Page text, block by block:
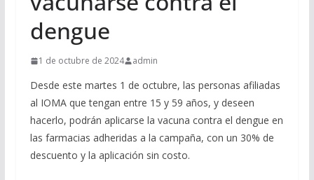
dengue
1 de octubre de 2024 admin
Desde este martes 1 de octubre, las personas afiliadas
al IOMA que tengan entre 15 y 59 años, y deseen
hacerlo, podrán aplicarse la vacuna contra el dengue en
las farmacias adheridas a la campaña, con un 30% de
descuento y la aplicación sin costo.